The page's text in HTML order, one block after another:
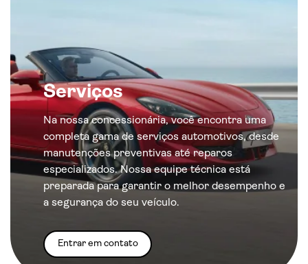
Serviços
Na nossa concessionária, você encontra uma
completa gama de serviços automotivos, desde
manutenções preventivas até reparos
especializados. Nossa equipe técnica está
preparada para garantir o melhor desempenho e
Entrar em contato